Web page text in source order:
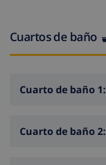
Cuartos de baño
Cuarto de baño 1:
Cuarto de baño 2: